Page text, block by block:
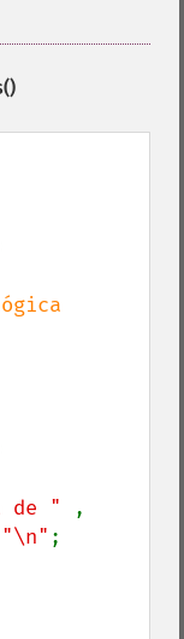
de "
"\n" ;